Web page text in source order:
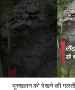
भूस्खलन को देखने की गलती